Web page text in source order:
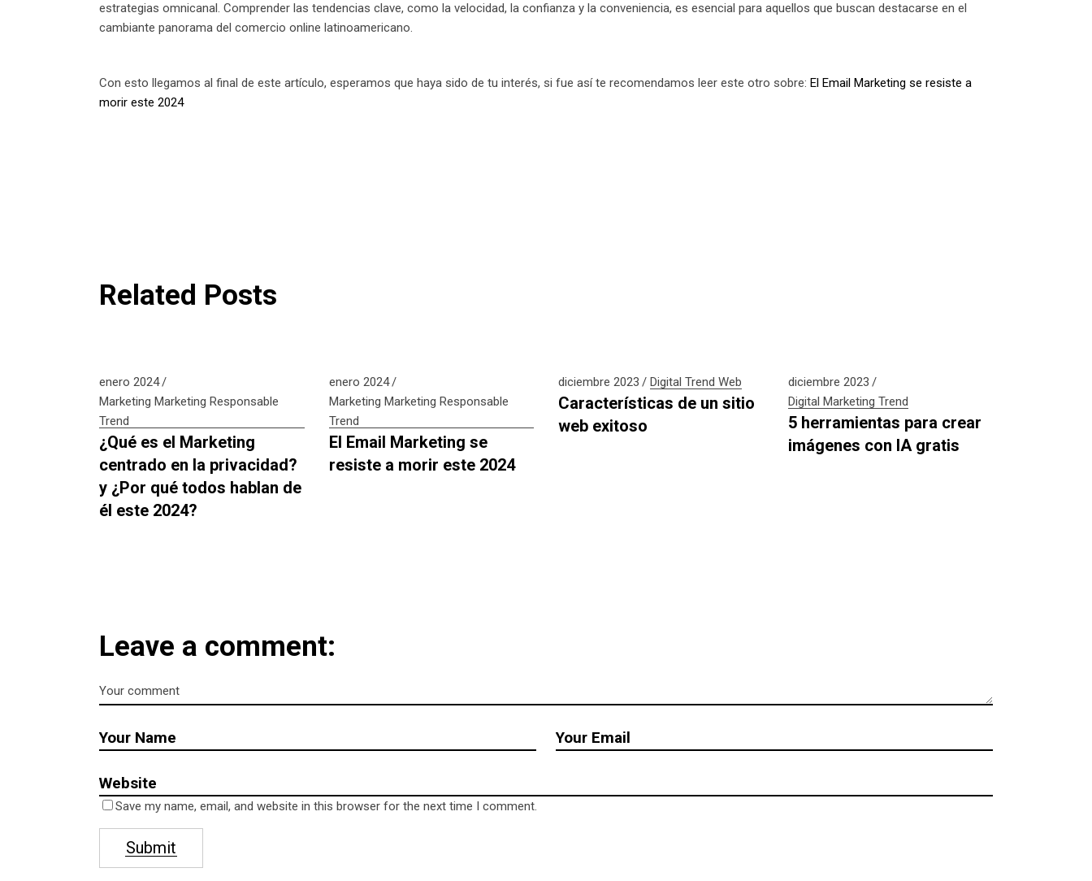
estrategias omnicanal. Comprender las tendencias clave, como la velocidad, la confianza y la conveniencia, es esencial para aquellos que buscan destacarse en el
cambiante panorama del comercio online latinoamericano.
Con esto llegamos al final de este artículo, esperamos que haya sido de tu interés, si fue así te recomendamos leer este otro sobre: El Email Marketing se resiste a
morir este 2024
Related Posts
enero 2024
Marketing Marketing Responsable
Trend
¿Qué es el Marketing
centrado en la privacidad?
y ¿Por qué todos hablan de
él este 2024?
enero 2024
Marketing Marketing Responsable
Trend
El Email Marketing se
resiste a morir este 2024
diciembre 2023 Digital Trend Web
Características de un sitio
web exitoso
diciembre 2023
Digital Marketing Trend
5 herramientas para crear
imágenes con IA gratis
Leave a comment:
Save my name, email, and website in this browser for the next time I comment.
Submit